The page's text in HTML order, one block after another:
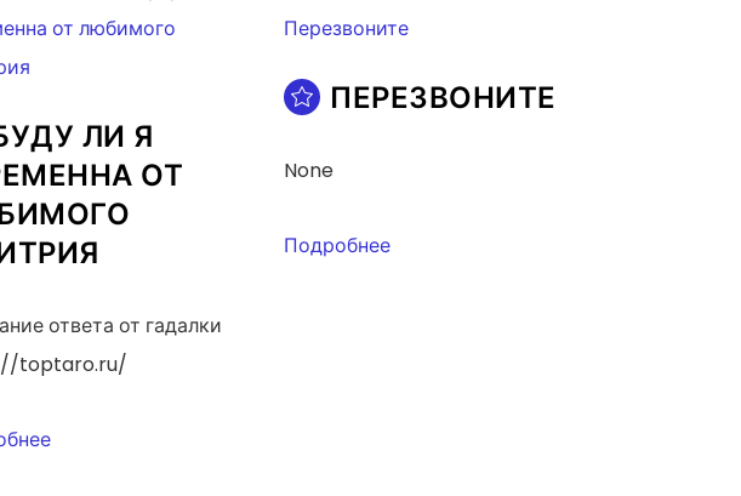
ЛИ Я
ОТ
ответа от гадалки
toptaro.ru/
ПЕРЕЗВОНИТЕ
None
Подробнее